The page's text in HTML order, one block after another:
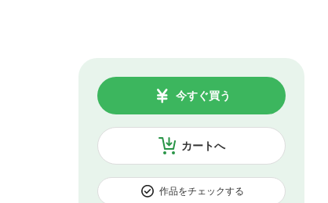
カートへ
今すぐ買う
作品をチェックする